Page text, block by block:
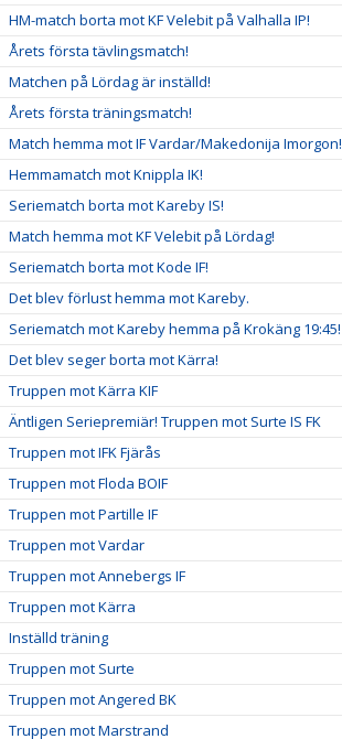
HM-match borta mot KF Velebit på Valhalla IP!
Årets första tävlingsmatch!
Matchen på Lördag är inställd!
Årets första träningsmatch!
Match hemma mot IF Vardar/Makedonija Imorgon!
Hemmamatch mot Knippla IK!
Seriematch borta mot Kareby IS!
Match hemma mot KF Velebit på Lördag!
Seriematch borta mot Kode IF!
Det blev förlust hemma mot Kareby.
Seriematch mot Kareby hemma på Krokäng 19:45!
Det blev seger borta mot Kärra!
Truppen mot Kärra KIF
Äntligen Seriepremiär! Truppen mot Surte IS FK
Truppen mot IFK Fjärås
Truppen mot Floda BOIF
Truppen mot Partille IF
Truppen mot Vardar
Truppen mot Annebergs IF
Truppen mot Kärra
Inställd träning
Truppen mot Surte
Truppen mot Angered BK
Truppen mot Marstrand